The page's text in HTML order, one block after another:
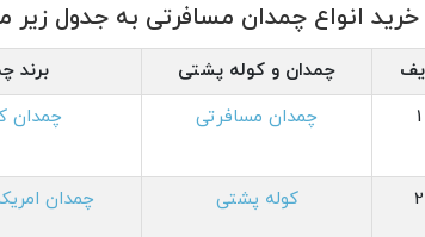
خرید انواع چمدان مسافرتی به جدول زیر
چمدان و کوله پشتی برند
1
چمدان مسافرتی چمدان
2 کوله پشتی چمدان